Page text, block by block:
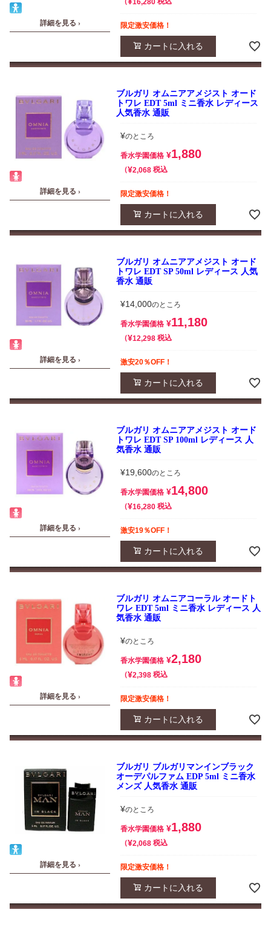
詳細を見る ›
16,280
限定激安価格！
カートに入れる
詳細を見る ›
ブルガリ オムニアアメジスト オード
トワレ EDT 5ml ミニ香水 レディース
人気香水 通販
¥のところ
香水学園価格 ¥1,880
¥2,068 税込
限定激安価格！
カートに入れる
詳細を見る ›
ブルガリ オムニアアメジスト オード
トワレ EDT SP 50ml レディース 人気
香水 通販
¥14,000のところ
香水学園価格 ¥11,180
¥12,298 税込
激安20％OFF！
カートに入れる
詳細を見る ›
ブルガリ オムニアアメジスト オード
トワレ EDT SP 100ml レディース 人
気香水 通販
¥19,600のところ
香水学園価格 ¥14,800
¥16,280 税込
激安19％OFF！
カートに入れる
詳細を見る ›
ブルガリ オムニアコーラル オードト
ワレ EDT 5ml ミニ香水 レディース 人
気香水 通販
¥のところ
香水学園価格 ¥2,180
¥2,398 税込
限定激安価格！
カートに入れる
詳細を見る ›
ブルガリ ブルガリマンインブラック
オーデパルファム EDP 5ml ミニ香水
メンズ 人気香水 通販
¥のところ
香水学園価格 ¥1,880
¥2,068 税込
限定激安価格！
カートに入れる